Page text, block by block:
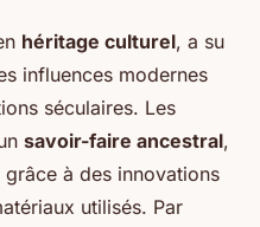
héritage culturel, a su
influences modernes
séculaires. Les
savoir-faire ancestral,
à des innovations
utilisés. Par